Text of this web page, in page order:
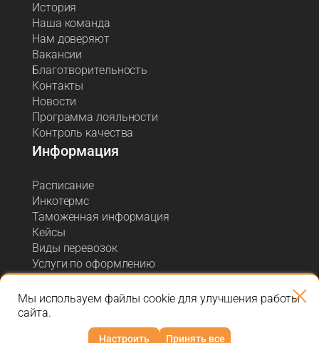
История
Наша команда
Нам доверяют
Вакансии
Благотворительность
Контакты
Новости
Программа лояльности
Контроль качества
Информация
Расписание
Инкотермс
Таможенная информация
Кейсы
Виды перевозок
Услуги по оформлению
Акции и спецпредложения
Блог о логистике
Мы используем файлы cookie для улучшения работы
сайта.
Настроить Принять все